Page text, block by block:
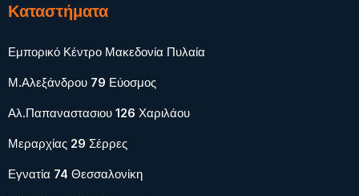
Καταστήματα
Εμπορικό Κέντρο Μακεδονία Πυλαία
Μ.Αλεξάνδρου 79 Εύοσμος
Αλ.Παπαναστασιου 126 Χαριλάου
Μεραρχίας 29 Σέρρες
Εγνατία 74 Θεσσαλονίκη